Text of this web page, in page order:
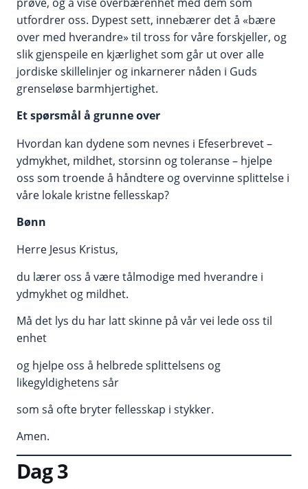
utfordrer oss. Dypest sett, innebærer det å «bære
over med hverandre» til tross for våre forskjeller, og
slik gjenspeile en kjærlighet som går ut over alle
jordiske skillelinjer og inkarnerer nåden i Guds
grenseløse barmhjertighet.
Et spørsmål å grunne over
Hvordan kan dydene som nevnes i Efeserbrevet –
ydmykhet, mildhet, storsinn og toleranse – hjelpe
oss som troende å håndtere og overvinne splittelse i
våre lokale kristne fellesskap?
Bønn
Herre Jesus Kristus,
du lærer oss å være tålmodige med hverandre i
ydmykhet og mildhet.
Må det lys du har latt skinne på vår vei lede oss til
enhet
og hjelpe oss å helbrede splittelsens og
likegyldighetens sår
som så ofte bryter fellesskap i stykker.
Amen.
Dag 3